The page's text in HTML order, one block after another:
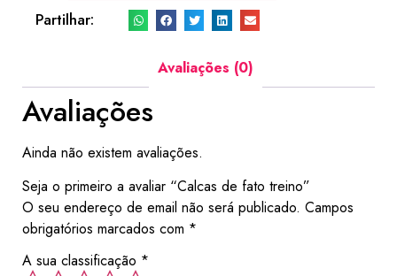
Partilhar:
Avaliações (0)
Avaliações
Ainda não existem avaliações.
Seja o primeiro a avaliar “Calcas de fato treino”
O seu endereço de email não será publicado. Campos
obrigatórios marcados com *
A sua classificação *